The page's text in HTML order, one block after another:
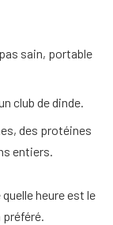
sain, portable
club de dinde.
des protéines
entiers.
heure est le